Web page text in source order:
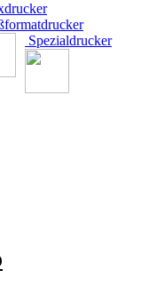
Spezialdrucker